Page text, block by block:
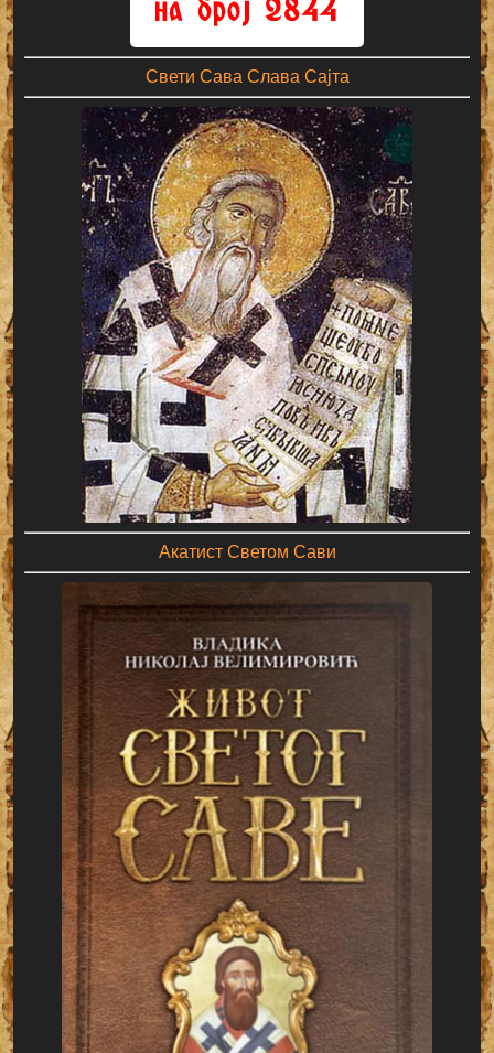
Свети Сава Слава Сајта
Акатист Светом Сави